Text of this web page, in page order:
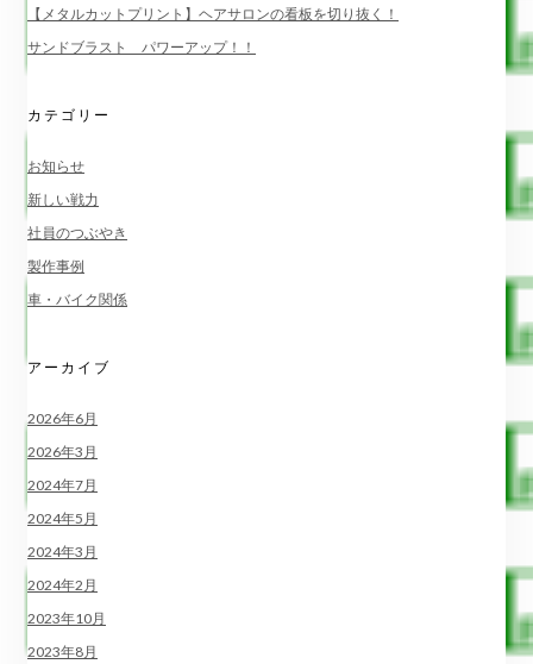
【メタルカットプリント】ヘアサロンの看板を切り抜く！
サンドブラスト パワーアップ！！
カテゴリー
お知らせ
新しい戦力
社員のつぶやき
製作事例
車・バイク関係
アーカイブ
2026年6月
2026年3月
2024年7月
2024年5月
2024年3月
2024年2月
2023年10月
2023年8月